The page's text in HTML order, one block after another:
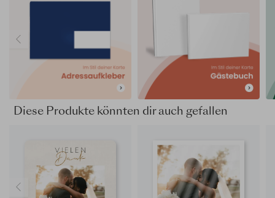
Dankeskarte Hochzeit zu einer persönlichen Erinnerung, die
Verschiedene Papiersorten, Formate und Veredelungen
zur Auswahl und prägen die Wirkung: Papier beeinflusst
und Farbwirkung, Formate die Bildfläche, Veredelungen
gezielte Lichtpunkte. Gut zu wissen: Papiersorten
die Farbwiedergabe und können daher anders aussehen als
Editor. Tipp: Bestellt einen Probedruck, um zu sehen, wie
Gestaltet die Karte selbst, bestellt anschließend einen
Probedruck und prüft das Design zu Hause in Ruhe.
Dieses Produkt ist Teil des Hochzeitskarten-Sets "
verliebt".
Diese Produkte könnten dir auch gefallen